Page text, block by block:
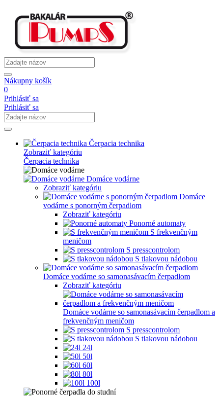
Nákupny košík
0
Prihlásiť sa
Prihlásiť sa
Čerpacia technika
Zobraziť kategóriu
Čerpacia technika
Domáce vodárne
Zobraziť kategóriu
Domáce
vodárne s ponorným čerpadlom
Zobraziť kategóriu
Ponorné automaty
S frekvenčným
meničom
S presscontrolom
S tlakovou nádobou
Domáce vodárne so samonasávacím čerpadlom
Zobraziť kategóriu
Domáce vodárne so samonasávacím čerpadlom a
frekvenčným meničom
S presscontrolom
S tlakovou nádobou
24l
50l
60l
80l
100l